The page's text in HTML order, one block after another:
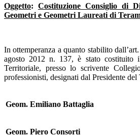
Oggetto: Costituzione Consiglio di
Geometri e Geometri Laureati di
In ottemperanza a quanto stabilito
agosto 2012 n. 137, è stato costituito
Territoriale, presso lo scrivente
professionisti, designati dal Presidente
Geom. Emiliano Battaglia
Geom. Piero Consorti